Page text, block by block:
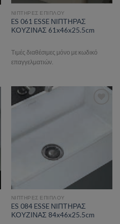
ΝΙΠΤΗΡΕΣ ΕΠΙΠΛΟΥ
ES 061 ESSE ΝΙΠΤΗΡΑΣ
ΚΟΥΖΙΝΑΣ 61x46x25.5cm
Τιμές διαθέσιμες μόνο με κωδικό
επαγγελματιών.
ΝΙΠΤΗΡΕΣ ΕΠΙΠΛΟΥ
ES 084 ESSE ΝΙΠΤΗΡΑΣ
ΚΟΥΖΙΝΑΣ 84x46x25.5cm